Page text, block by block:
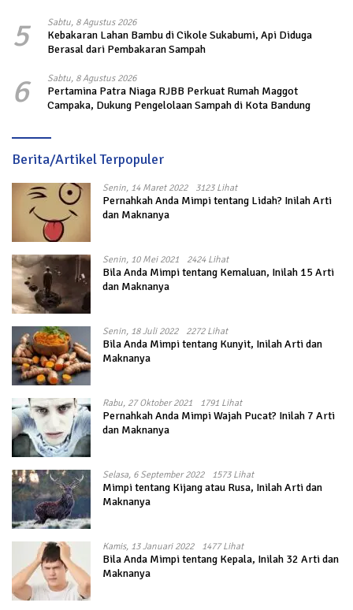
5 Sabtu, 8 Agustus 2026
Kebakaran Lahan Bambu di Cikole Sukabumi, Api Diduga
Berasal dari Pembakaran Sampah
6 Sabtu, 8 Agustus 2026
Pertamina Patra Niaga RJBB Perkuat Rumah Maggot
Campaka, Dukung Pengelolaan Sampah di Kota Bandung
Berita/Artikel Terpopuler
Senin, 14 Maret 2022 3123 Lihat
Pernahkah Anda Mimpi tentang Lidah? Inilah Arti
dan Maknanya
Senin, 10 Mei 2021 2424 Lihat
Bila Anda Mimpi tentang Kemaluan, Inilah 15 Arti
dan Maknanya
Senin, 18 Juli 2022 2272 Lihat
Bila Anda Mimpi tentang Kunyit, Inilah Arti dan
Maknanya
Rabu, 27 Oktober 2021 1791 Lihat
Pernahkah Anda Mimpi Wajah Pucat? Inilah 7 Arti
dan Maknanya
Selasa, 6 September 2022 1573 Lihat
Mimpi tentang Kijang atau Rusa, Inilah Arti dan
Maknanya
Kamis, 13 Januari 2022 1477 Lihat
Bila Anda Mimpi tentang Kepala, Inilah 32 Arti dan
Maknanya